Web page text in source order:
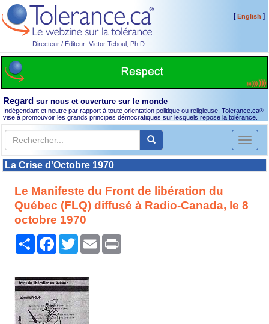
Directeur / Éditeur: Victor Teboul, Ph.D.
[English ]
Regard sur nous et ouverture sur le monde
Indépendant et neutre par rapport à toute orientation politique ou religieuse, Tolerance.ca®
vise à promouvoir les grands principes démocratiques sur lesquels repose la tolérance.
Toggle
La Crise d'Octobre 1970
Le Manifeste du Front de libération du
Québec (FLQ) diffusé à Radio-Canada, le 8
octobre 1970
PartagerFacebook
TwitterEmail